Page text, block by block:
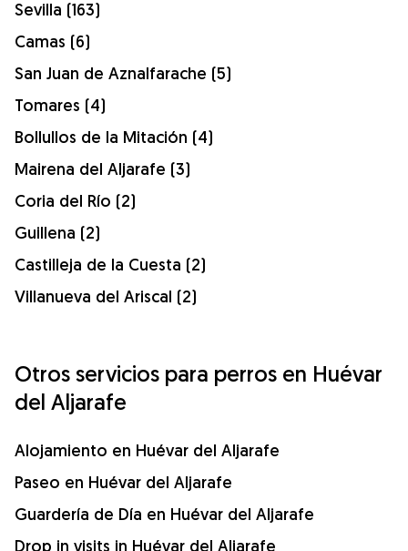
Sevilla (163)
Camas (6)
San Juan de Aznalfarache (5)
Tomares (4)
Bollullos de la Mitación (4)
Mairena del Aljarafe (3)
Coria del Río (2)
Guillena (2)
Castilleja de la Cuesta (2)
Villanueva del Ariscal (2)
Otros servicios para perros en Huévar
del Aljarafe
Alojamiento en Huévar del Aljarafe
Paseo en Huévar del Aljarafe
Guardería de Día en Huévar del Aljarafe
Drop in visits in Huévar del Aljarafe